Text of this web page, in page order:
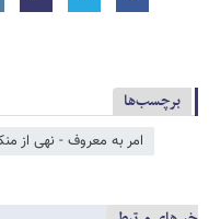
برچسب‌ها
امر به معروف - نهی از